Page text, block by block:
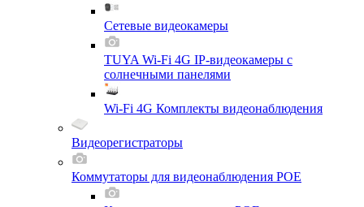
Сетевые видеокамеры
TUYA Wi-Fi 4G IP-видеокамеры с
солнечными панелями
Wi-Fi 4G Комплекты видеонаблюдения
Видеорегистраторы
Коммутаторы для видеонаблюдения POE